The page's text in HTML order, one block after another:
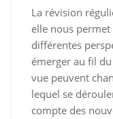
La révision
elle nous
différentes
émerger au fil
vue peuvent
lequel se
compte des